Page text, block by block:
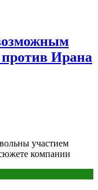
Ирана
участием
компании